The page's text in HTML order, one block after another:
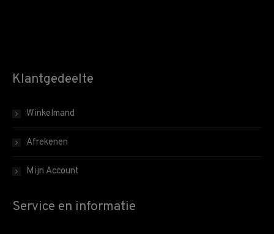
Klantgedeelte
Winkelmand
Afrekenen
Mijn Account
Service en informatie